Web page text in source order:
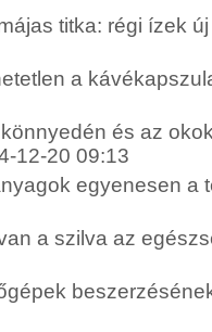
titka: régi ízek
a
és az
12-20 09:13
egyenesen a
a szilva az